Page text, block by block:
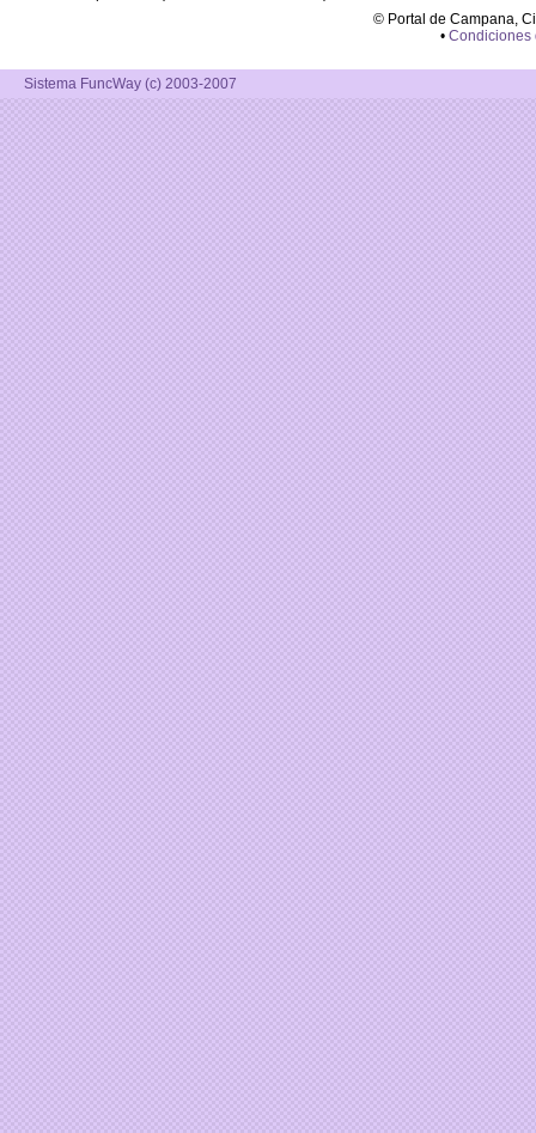
© Portal de Campana,
• Condiciones
Sistema FuncWay (c) 2003-2007